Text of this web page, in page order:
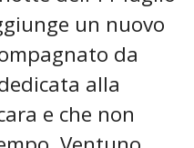
un nuovo
da
alla
e che non